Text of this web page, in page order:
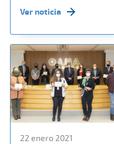
Ver noticia
22 enero 2021